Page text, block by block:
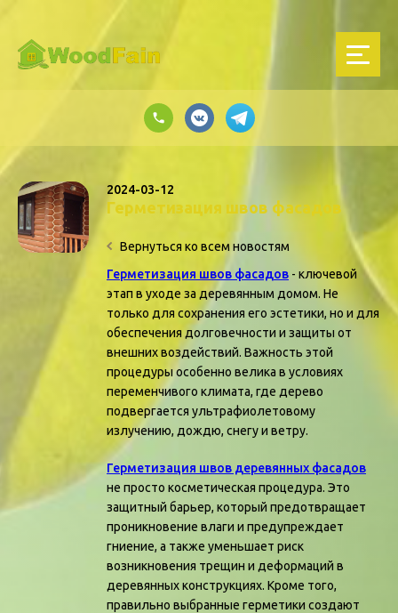
2024-03-12
Герметизация швов фасадов
Вернуться ко всем новостям
Герметизация швов фасадов - ключевой
этап в уходе за деревянным домом. Не
только для сохранения его эстетики, но и для
обеспечения долговечности и защиты от
внешних воздействий. Важность этой
процедуры особенно велика в условиях
переменчивого климата, где дерево
подвергается ультрафиолетовому
излучению, дождю, снегу и ветру.
Герметизация швов деревянных фасадов
не просто косметическая процедура. Это
защитный барьер, который предотвращает
проникновение влаги и предупреждает
гниение, а также уменьшает риск
возникновения трещин и деформаций в
деревянных конструкциях. Кроме того,
правильно выбранные герметики создают